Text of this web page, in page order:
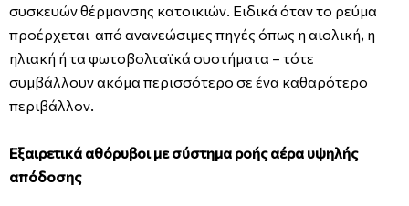
συσκευών θέρμανσης κατοικιών. Ειδικά όταν το ρεύμα
προέρχεται από ανανεώσιμες πηγές όπως η αιολική, η
ηλιακή ή τα φωτοβολταϊκά συστήματα – τότε
συμβάλλουν ακόμα περισσότερο σε ένα καθαρότερο
περιβάλλον.
Εξαιρετικά αθόρυβοι με σύστημα ροής αέρα υψηλής
απόδοσης